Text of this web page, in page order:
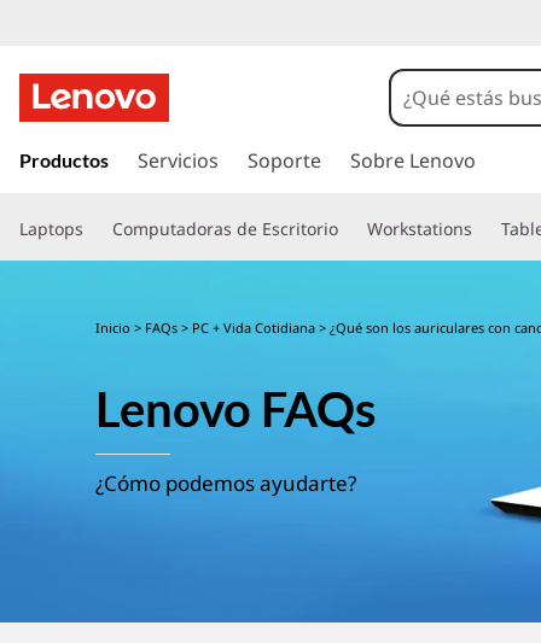
r
c
o
Productos Servicios Soporte Sobre Lenovo
Laptops Computadoras de Escritorio Workstations
Inicio > FAQs> PC + Vida Cotidiana> ¿Qué son los auriculares con
Lenovo FAQs
¿Cómo podemos ayudarte?